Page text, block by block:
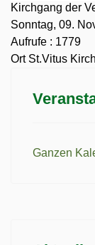
Kirchgang der
Sonntag, 09.
Aufrufe : 1779
Ort St.Vitus
Ganzen